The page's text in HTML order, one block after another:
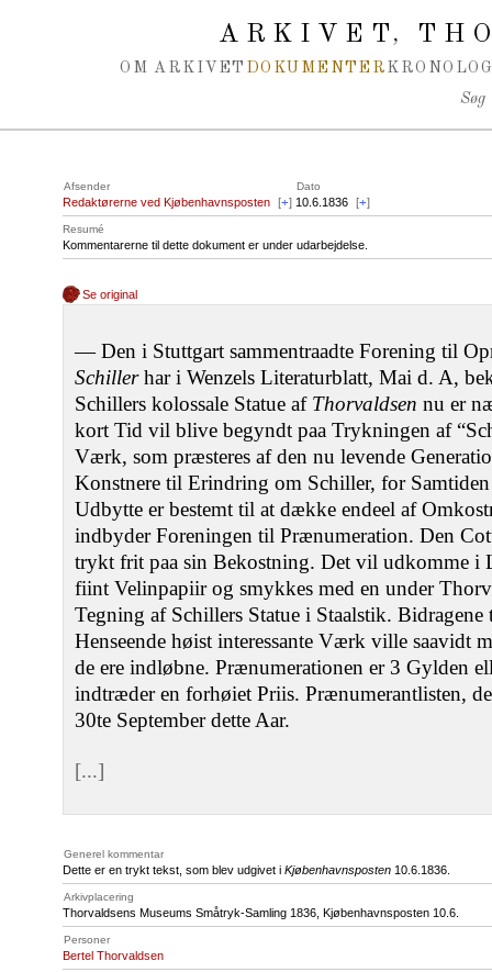
ARKIVET,
OM ARKIVET DOKUMENTER
Søg
Afsender Dato
Redaktørerne ved Kjøbenhavnsposten [+] 10.6.1836 [+]
Resumé
Kommentarerne til dette dokument er under udarbejdelse.
Se original
— Den i Stuttgart sammentraadte Forening til
Schillerhar i Wenzels Literaturblatt, Mai d. A,
Schillers kolossale Statue af Thorvaldsen nu er
kort Tid vil blive begyndt paa Trykningen af
Værk, som præsteres af den nu levende
Konstnere til Erindring om Schiller, for
Udbytte er bestemt til at dække endeel af
indbyder Foreningen til Prænumeration. Den
trykt frit paa sin Bekostning. Det vil udkomme i
fiint Velinpapiir og smykkes med en under
Tegning af Schillers Statue i Staalstik.
Henseende høist interessante Værk ville saavidt
de ere indløbne. Prænumerationen er 3 Gylden
indtræder en forhøiet Priis. Prænumerantlisten,
30te September dette Aar.
[...]
Generel kommentar
Dette er en trykt tekst, som blev udgivet i Kjøbenhavnsposten 10.6.1836.
Arkivplacering
Thorvaldsens Museums Småtryk-Samling 1836, Kjøbenhavnsposten 10.6.
Personer
Bertel Thorvaldsen